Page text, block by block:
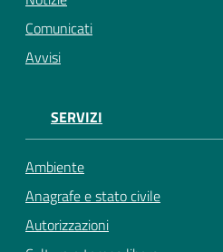
Comunicati
Avvisi
SERVIZI
Ambiente
Anagrafe e stato civile
Autorizzazioni